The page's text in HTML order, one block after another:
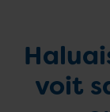
voit